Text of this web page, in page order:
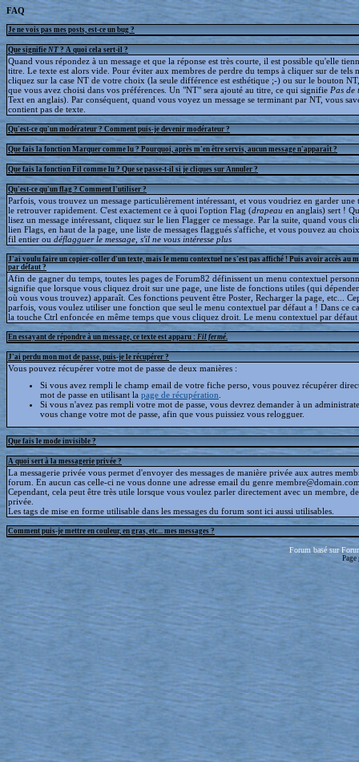
FAQ
Je ne vois pas mes posts, est-ce un bug ?
Que signifie NT ? A quoi cela sert-il ?
Quand vous répondez à un message et que la réponse est très courte, il est possible qu'elle
titre. Le texte est alors vide. Pour éviter aux membres de perdre du temps à cliquer sur de tels
cliquez sur la case NT de votre choix (la seule différence est esthétique ;-) ou sur le bouton
que vous avez choisi dans vos préférences. Un "NT" sera ajouté au titre, ce qui signifie Pas de
Text en anglais). Par conséquent, quand vous voyez un message se terminant par NT, vous
contient pas de texte.
Qu'est-ce qu'un modérateur ? Comment puis-je devenir modérateur ?
Que fais la fonction Marquer comme lu ? Pourquoi, après m'en être servis, aucun message n'apparaît ?
Que fais la fonction Fil comme lu ? Que se passe-t-il si je cliques sur Annuler ?
Qu'est-ce qu'un flag ? Comment l'utiliser ?
Parfois, vous trouvez un message particulièrement intéressant, et vous voudriez en garder une
le retrouver rapidement. C'est exactement ce à quoi l'option Flag (drapeau en anglais) sert !
lisez un message intéressant, cliquez sur le lien Flagger ce message. Par la suite, quand vous
lien Flags, en haut de la page, une liste de messages flaggués s'affiche, et vous pouvez au
fil entier ou déflagguerle message, s'il ne vous intéresse plus
J'ai voulu faire un copier-coller d'un texte, mais le menu contextuel ne s'est pas affiché ! Puis avoir accès au
par défaut ?
Afin de gagner du temps, toutes les pages de Forum82 définissent un menu contextuel
signifie que lorsque vous cliquez droit sur une page, une liste de fonctions utiles (qui
où vous vous trouvez) apparaît. Ces fonctions peuvent être Poster, Recharger la page, etc...
parfois, vous voulez utiliser une fonction que seul le menu contextuel par défaut a ! Dans ce
la touche Ctrl enfoncée en même temps que vous cliquez droit. Le menu contextuel par
En essayant de répondre à un message, ce texte est apparu : Fil fermé
J'ai perdu mon mot de passe, puis-je le récupérer ?
Vous pouvez récupérer votre mot de passe de deux manières :
Si vous avez rempli le champ email de votre fiche perso, vous pouvez récupérer
mot de passe en utilisant la page de récupération
Si vous n'avez pas rempli votre mot de passe, vous devrez demander à un
vous change votre mot de passe, afin que vous puissiez vous relogguer.
Que fais le mode invisible ?
A quoi sert à la messagerie privée ?
La messagerie privée vous permet d'envoyer des messages de manière privée aux autres
forum. En aucun cas celle-ci ne vous donne une adresse email du genre
Cependant, cela peut être très utile lorsque vous voulez parler directement avec un membre,
privée.
Les tags de mise en forme utilisable dans les messages du forum sont ici aussi utilisables.
Comment puis-je mettre en couleur, en gras, etc... mes messages ?
Forum basé sur
Page